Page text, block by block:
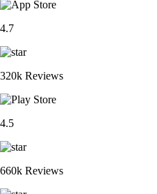
4.7
320k Reviews
4.5
660k Reviews